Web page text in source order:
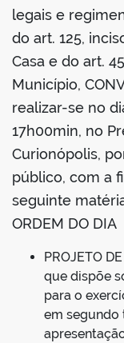
legais e
do art. 125,
Casa e do art.
Município,
realizar-se no
17h00min, no
Curionópolis,
público, com a
seguinte
ORDEM DO DIA
PROJETO
que dispõe
para o
em segundo